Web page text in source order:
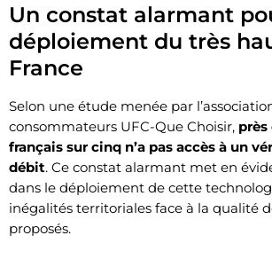
Un constat alarmant
déploiement du très
France
Selon une étude menée par
consommateurs UFC-Que Choisir, près
français sur cinq n’a pas accès à un
débit. Ce constat alarmant met en
dans le déploiement de cette
inégalités territoriales face à la qualité
proposés.